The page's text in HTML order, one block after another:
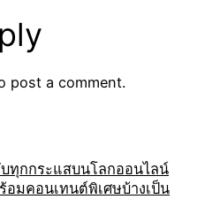
post a comment.
ทุกกระแสบนโลกออนไลน์
อมคอนเทนต์พิเศษบ้างเป็น